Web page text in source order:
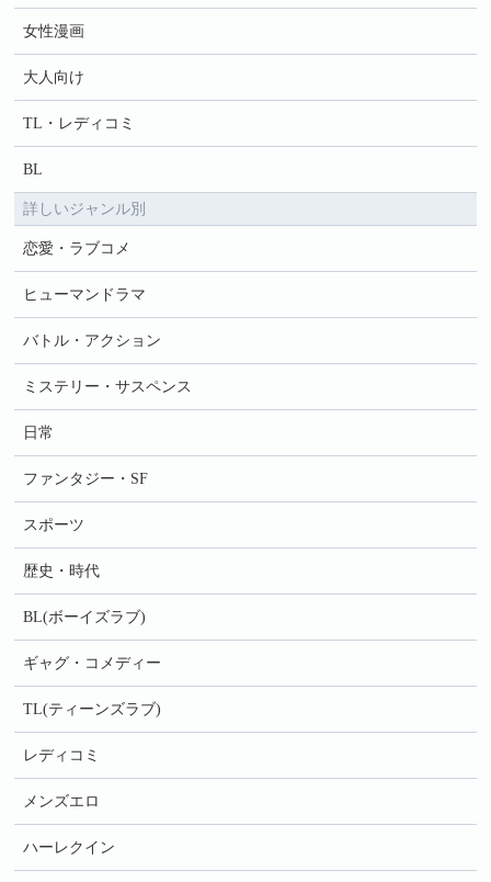
女性漫画
大人向け
TL・レディコミ
BL
詳しいジャンル別
恋愛・ラブコメ
ヒューマンドラマ
バトル・アクション
ミステリー・サスペンス
日常
ファンタジー・SF
スポーツ
歴史・時代
BL(ボーイズラブ)
ギャグ・コメディー
TL(ティーンズラブ)
レディコミ
メンズエロ
ハーレクイン